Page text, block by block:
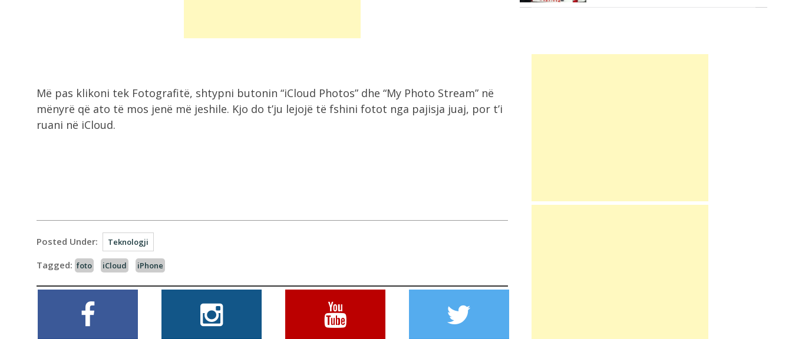
Më pas klikoni tek Fotografitë, shtypni butonin “iCloud Photos” dhe “My Photo Stream” në
mënyrë që ato të mos jenë më jeshile. Kjo do t’ju lejojë të fshini fotot nga pajisja juaj, por t’i
ruani në iCloud.
Posted Under: Teknologji
Tagged: foto iCloud iPhone